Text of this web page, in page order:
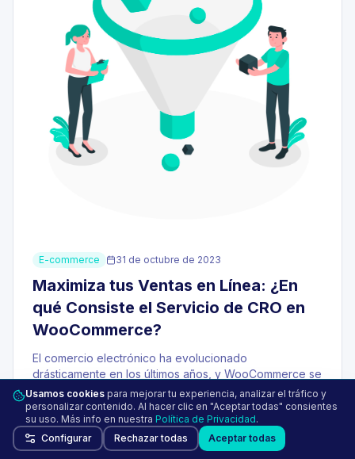
E-commerce 31 de octubre de 2023
Maximiza tus Ventas en Línea: ¿En
qué Consiste el Servicio de CRO en
WooCommerce?
El comercio electrónico ha evolucionado
drásticamente en los últimos años, y WooCommerce se
ha consolidado como una de las plataformas líderes
para gestionar tiendas en línea. Sin embargo, el simple
hecho de tener una tienda…
Leer mas
Usamos cookies para mejorar tu experiencia, analizar el tráfico y
personalizar contenido. Al hacer clic en "Aceptar todas" consientes
su uso. Más info en nuestra Política de Privacidad.
Configurar
Rechazar todas Aceptar todas